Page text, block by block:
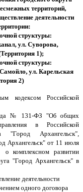
территорий,
деятельности
структуры:
ул. Суворова,
1);
структуры:
ул. Карельская
2)
кодексом Российской
№ 131-ФЗ "Об общих
в Российской
"Город Архангельск",
Архангельск" от 11 июля
развитии
"Город Архангельск" в
деятельности
одного договора